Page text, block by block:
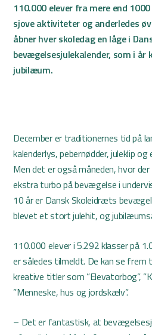
110.000 elever fra mere end
sjove aktiviteter og anderledes
åbner hver skoledag en låge i
bevægelsesjulekalender, som i år
jubilæum.
December er traditionernes tid på
kalenderlys, pebernødder, juleklip
Men det er også måneden, hvor
ekstra turbo på bevægelse i
10 år er Dansk Skoleidræts
blevet et stort julehit, og
110.000 elever i 5.292 klasser på
er således tilmeldt. De kan se frem
kreative titler som ”Elevatorbog”,
”Menneske, hus og jordskælv”.
– Det er fantastisk, at